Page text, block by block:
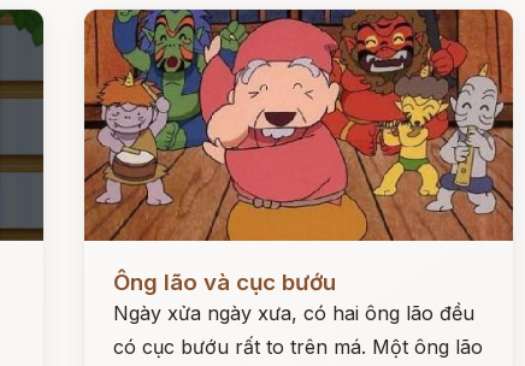
Đọc ngay
Ông lão và cục bướu
Ngày xửa ngày xưa, có hai ông lão đều
có cục bướu rất to trên má. Một ông lão